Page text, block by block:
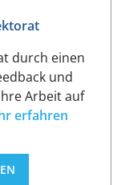
durch einen
und
Arbeit auf
erfahren